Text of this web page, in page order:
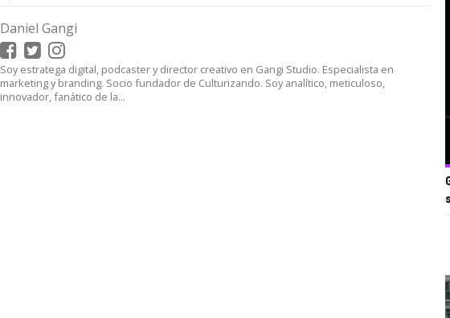
Daniel Gangi
Soy estratega digital, podcaster y director creativo en Gangi Studio. Especialista en
marketing y branding. Socio fundador de Culturizando. Soy analítico, meticuloso,
innovador, fanático de la...